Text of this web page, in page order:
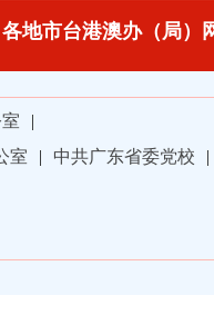
各地市台港澳办（局）
|
室 | 中共广东省委党校
|